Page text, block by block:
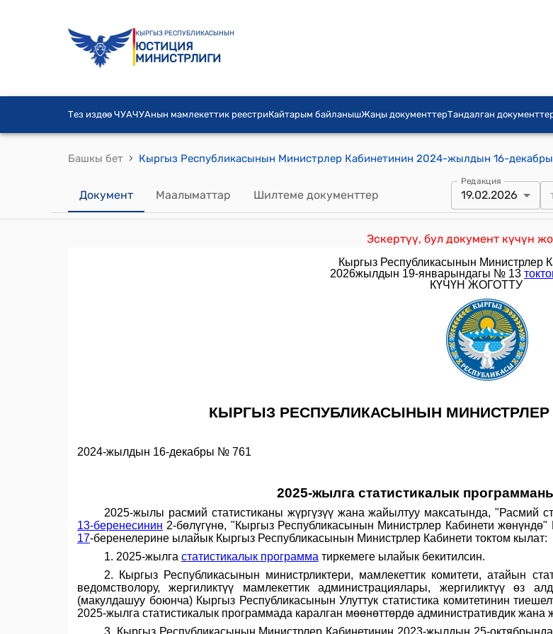
КЫРГЫЗ РЕСПУБЛИКАСЫНЫН
ЮСТИЦИЯ
МИНИСТРЛИГИ
Тез издөө ЧУАЧУАнын мамлекеттик реестриКайтарым байланышЖаңы документтерТандалган
Башкы бет ›
Документ Маалыматтар Шилтеме документтер
Редакция
19.02.2026
Эскертүү, бул документ күчүн